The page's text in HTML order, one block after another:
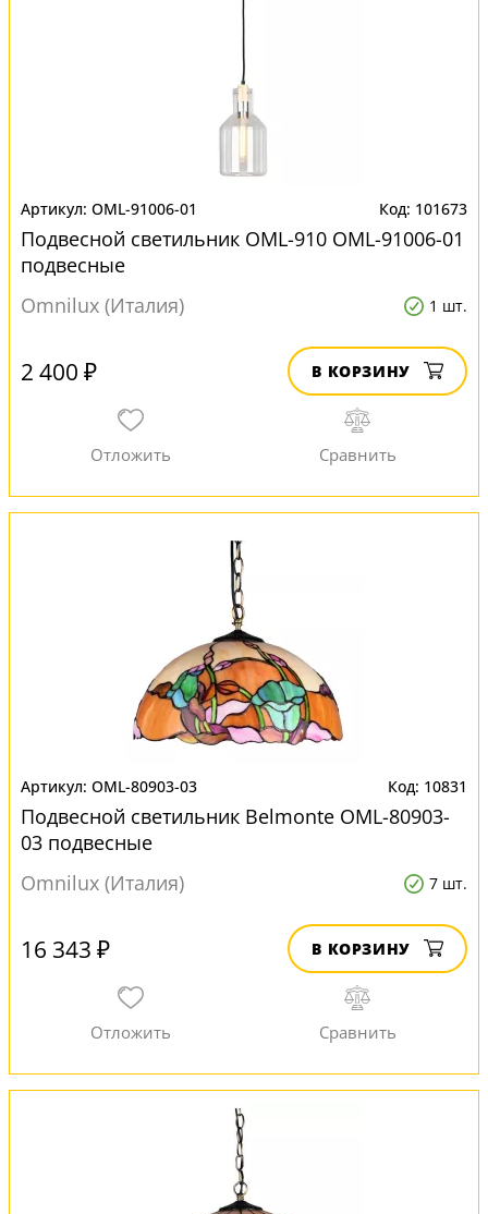
OML-91006-01 101673
Подвесной светильник OML-910 OML-91006-01
подвесные
Omnilux (Италия)
1 шт.
2 400 ₽ В КОРЗИНУ
OML-80903-03 10831
Подвесной светильник Belmonte OML-80903-
03 подвесные
Omnilux (Италия)
7 шт.
16 343 ₽ В КОРЗИНУ